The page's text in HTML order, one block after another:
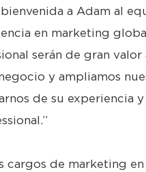
a Adam al
en marketing
serán de gran
y ampliamos
de su experiencia y
cargos de marketing